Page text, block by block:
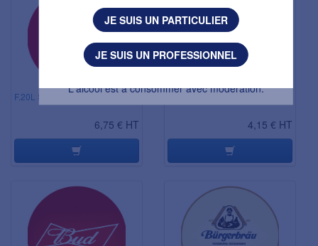
F.20L STELLA ARTOIS 5.2°
6,75 € HT
F.30L BN1926 BELGIUM PILS
4,15 € HT
L'alcool est à consommer avec modération.
JE SUIS UN PARTICULIER
JE SUIS UN PROFESSIONNEL